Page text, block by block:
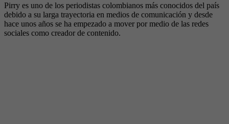
Pirry es uno de los periodistas colombianos más conocidos del país
debido a su larga trayectoria en medios de comunicación y desde
hace unos años se ha empezado a mover por medio de las redes
sociales como creador de contenido.